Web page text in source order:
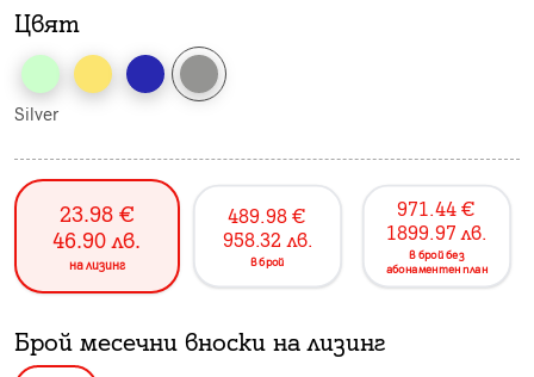
Цвят
Silver
23.98 €
46.90 лв.
на лизинг
489.98 €
958.32 лв.
в брой
971.44 €
1899.97 лв.
в брой без
абонаментен план
Брой месечни вноски на лизинг